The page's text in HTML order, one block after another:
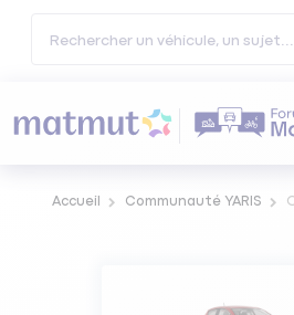
Accueil Communauté YARIS